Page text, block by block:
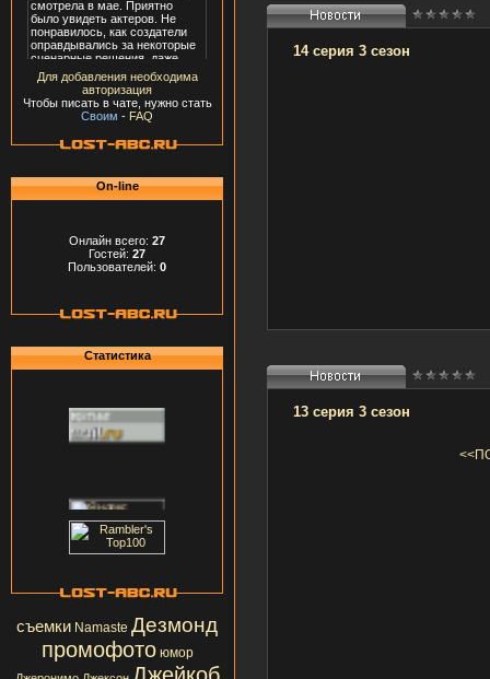
Для добавления необходима
авторизация
Чтобы писать в чате, нужно стать
Своим - FAQ
On-line
Онлайн всего: 27
Гостей: 27
Пользователей: 0
Статистика
съемки Namaste Дезмонд
промофото юмор
14 серия 3 сезон
13 серия 3 сезон